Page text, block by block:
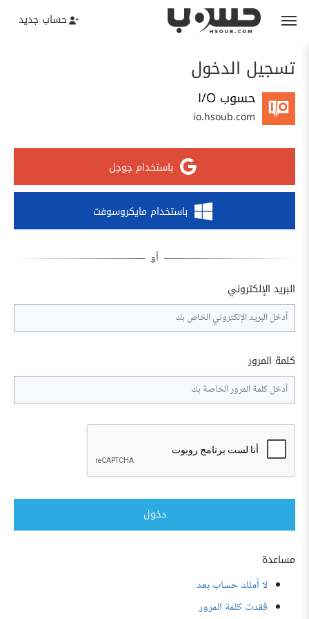
حساب جديد
تسجيل الدخول
حسوب I/O
io.hsoub.com
باستخدام جوجل
باستخدام مايكروسوفت
البريد الإلكتروني
كلمة المرور
دخول
مساعدة
لا أملك حساب بعد
فقدت كلمة المرور